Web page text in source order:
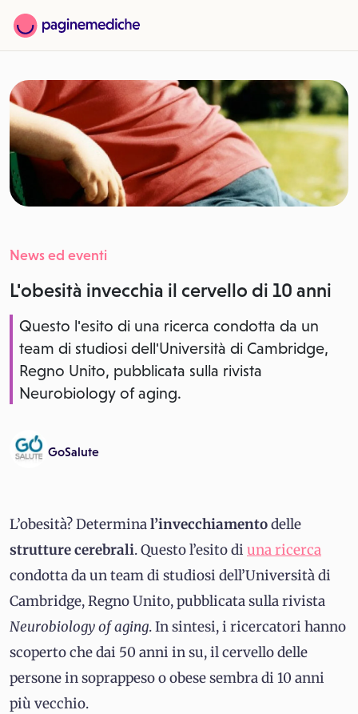
News ed eventi
L'obesità invecchia il cervello di 10 anni
Questo l'esito di una ricerca condotta da un
team di studiosi dell'Università di Cambridge,
Regno Unito, pubblicata sulla rivista
Neurobiology of aging.
GoSalute
L’obesità? Determinal’invecchiamentodelle
strutturecerebrali. Questo l’esito di una ricerca
condotta da un team di studiosi dell’Università di
Cambridge, Regno Unito, pubblicata sulla rivista
Neurobiology of aging. In sintesi, i ricercatori hanno
scoperto che dai 50 anni in su, il cervello delle
persone in soprappeso o obese sembra di 10 anni
più vecchio.